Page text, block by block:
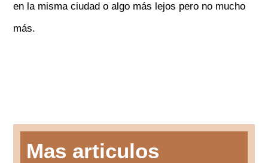
en la misma ciudad o algo más lejos pero no mucho
más.
Mas articulos